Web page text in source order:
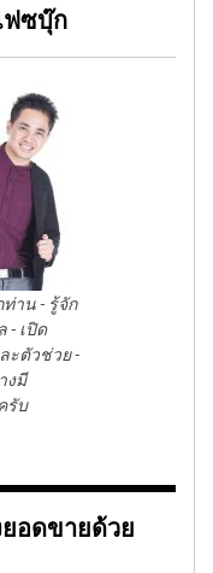
ฟซบุ๊ก
ท่าน - รู้จัก
- เปิด
ะตัวช่วย -
งมี
รับ
อดขายด้วย